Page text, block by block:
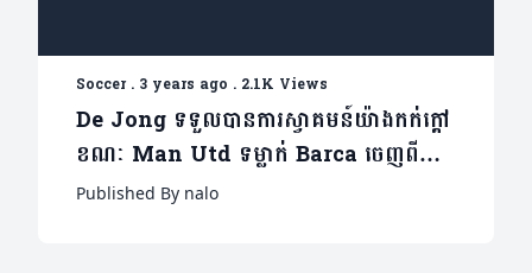
Soccer. 3 years ago . 2.1K Views
De Jong ទទួលបានការស្វាគមន៍យ៉ាងកក់ក្តៅ
ខណៈ Man Utd ទម្លាក់ Barca ចេញពី
UEL (មានវីដេអូ)
Published By nalo